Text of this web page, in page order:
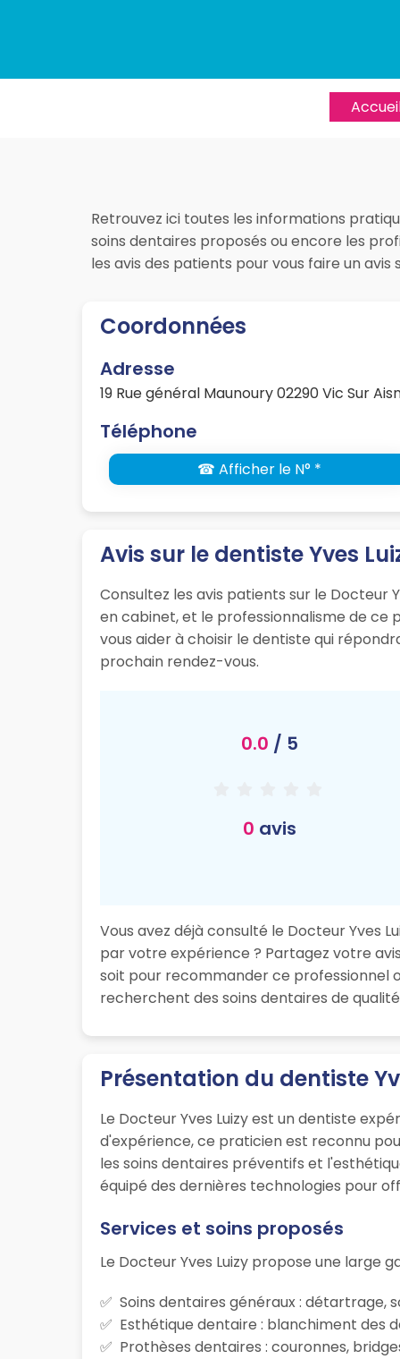
Retrouvez ici toutes les informations
soins dentaires proposés ou encore les
les avis des patients pour vous faire un
Coordonnées
Adresse
19 Rue général Maunoury 02290 Vic Sur
Téléphone
☎ Afficher le N° *
Avis sur le dentiste Yves
Consultez les avis patients sur le Docteur
en cabinet, et le professionnalisme de
vous aider à choisir le dentiste qui
prochain rendez-vous.
0.0 / 5
0 avis
Vous avez déjà consulté le Docteur Yves
par votre expérience ? Partagez votre
soit pour recommander ce professionnel
recherchent des soins dentaires de
Présentation du dentiste
Le Docteur Yves Luizy est un dentiste
d'expérience, ce praticien est reconnu
les soins dentaires préventifs et
équipé des dernières technologies pour
Services et soins proposés
Le Docteur Yves Luizy propose une large
Soins dentaires généraux : détartrage,
Esthétique dentaire : blanchiment des
Prothèses dentaires : couronnes,